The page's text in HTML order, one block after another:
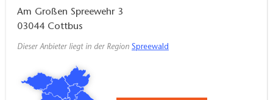
Am Großen Spreewehr 3
03044 Cottbus
Dieser Anbieter liegt in der Region Spreewald